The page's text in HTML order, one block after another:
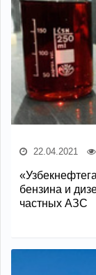
22.04.2021
бензина и
частных АЗС